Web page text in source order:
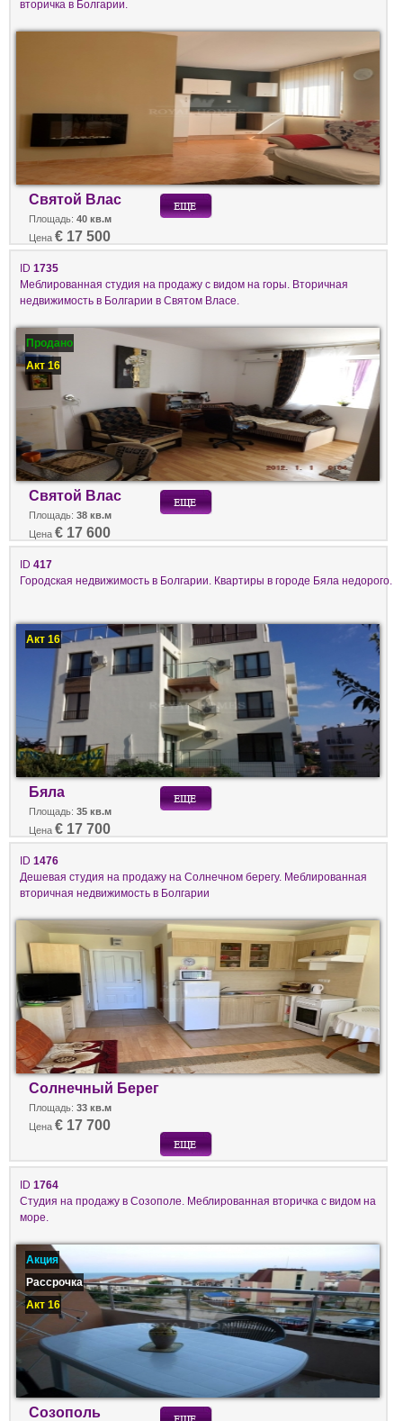
вторичка в Болгарии.
Святой Влас
Площадь: 40 кв.м
Цена € 17 500
ID 1735
Меблированная студия на продажу с видом на горы. Вторичная
недвижимость в Болгарии в Святом Власе.
Продано
Акт 16
Святой Влас
Площадь: 38 кв.м
Цена € 17 600
ID 417
Городская недвижимость в Болгарии. Квартиры в городе Бяла недорого.
Акт 16
Бяла
Площадь: 35 кв.м
Цена € 17 700
ID 1476
Дешевая студия на продажу на Солнечном берегу. Меблированная
вторичная недвижимость в Болгарии
Солнечный Берег
Площадь: 33 кв.м
Цена € 17 700
ID 1764
Студия на продажу в Созополе. Меблированная вторичка с видом на
море.
Акция
Рассрочка
Акт 16
Созополь